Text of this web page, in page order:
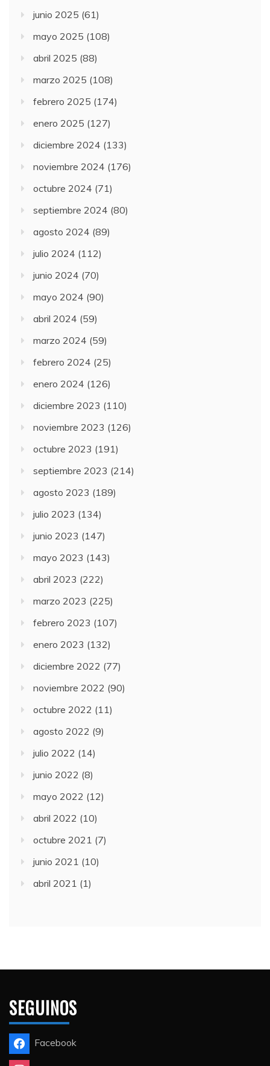
junio 2025 (61)
mayo 2025 (108)
abril 2025 (88)
marzo 2025 (108)
febrero 2025 (174)
enero 2025 (127)
diciembre 2024 (133)
noviembre 2024 (176)
octubre 2024 (71)
septiembre 2024 (80)
agosto 2024 (89)
julio 2024 (112)
junio 2024 (70)
mayo 2024 (90)
abril 2024 (59)
marzo 2024 (59)
febrero 2024 (25)
enero 2024 (126)
diciembre 2023 (110)
noviembre 2023 (126)
octubre 2023 (191)
septiembre 2023 (214)
agosto 2023 (189)
julio 2023 (134)
junio 2023 (147)
mayo 2023 (143)
abril 2023 (222)
marzo 2023 (225)
febrero 2023 (107)
enero 2023 (132)
diciembre 2022 (77)
noviembre 2022 (90)
octubre 2022 (11)
agosto 2022 (9)
julio 2022 (14)
junio 2022 (8)
mayo 2022 (12)
abril 2022 (10)
octubre 2021 (7)
junio 2021 (10)
abril 2021 (1)
SEGUINOS
Facebook